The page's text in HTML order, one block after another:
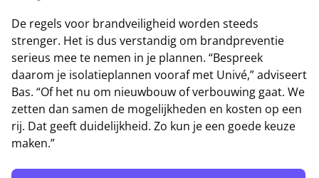
De regels voor brandveiligheid worden steeds
strenger. Het is dus verstandig om brandpreventie
serieus mee te nemen in je plannen. “Bespreek
daarom je isolatieplannen vooraf met Univé,” adviseert
Bas. “Of het nu om nieuwbouw of verbouwing gaat. We
zetten dan samen de mogelijkheden en kosten op een
rij. Dat geeft duidelijkheid. Zo kun je een goede keuze
maken.”